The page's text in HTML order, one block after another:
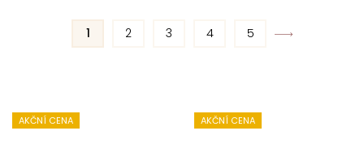
1 2 3 4 5
AKČNÍ CENA AKČNÍ CENA